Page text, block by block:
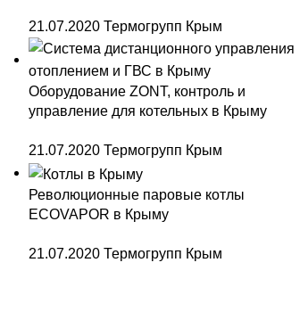
21.07.2020 Термогрупп Крым
Оборудование ZONT, контроль и
управление для котельных в Крыму
21.07.2020 Термогрупп Крым
Революционные паровые котлы
ECOVAPOR в Крыму
21.07.2020 Термогрупп Крым